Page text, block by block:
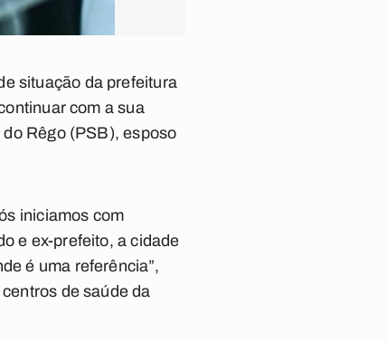
situação da prefeitura
com a sua
Rêgo (PSB), esposo
iniciamos com
e ex-prefeito, a cidade
é uma referência”,
de saúde da